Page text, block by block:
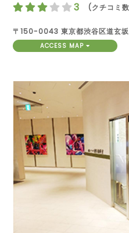
3 (クチコミ
〒150-0043 東京都渋谷区道玄
ACCESS MAP